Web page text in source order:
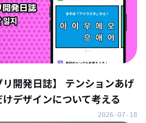
リ開発日誌】 テンションあげ
デザインについて考える
2026-07-18